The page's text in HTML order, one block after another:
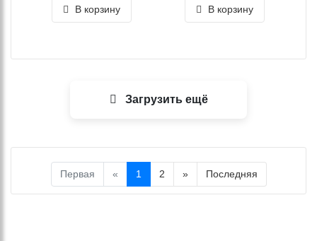
В корзину В корзину
Загрузить ещё
Первая « 1 2 » Последняя